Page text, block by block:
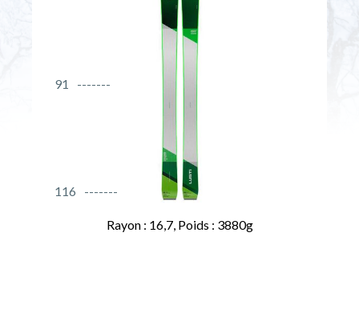
91
116
Rayon : 16,7, Poids : 3880g